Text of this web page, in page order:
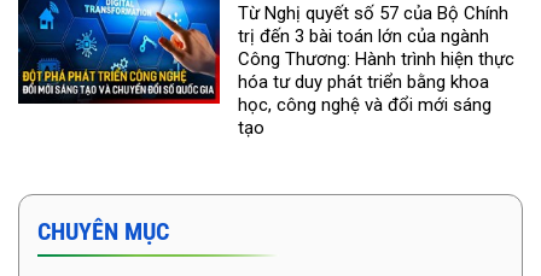
Từ Nghị quyết số 57 của Bộ Chính
trị đến 3 bài toán lớn của ngành
Công Thương: Hành trình hiện thực
hóa tư duy phát triển bằng khoa
học, công nghệ và đổi mới sáng
tạo
CHUYÊN MỤC